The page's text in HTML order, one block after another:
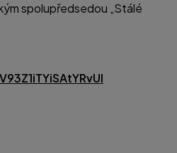
spolupředsedou „Stálé